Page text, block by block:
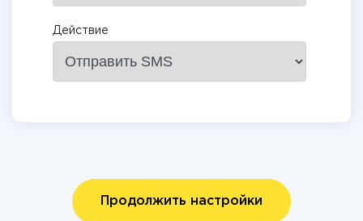
Действие
Продолжить настройки